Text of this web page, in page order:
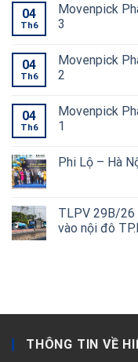
04
Th6
Movenpick
3
04
Th6
Movenpick
2
04
Th6
Movenpick
1
Phi Lộ – Hà
TLPV 29B/26
vào nội đô
THÔNG TIN VỀ